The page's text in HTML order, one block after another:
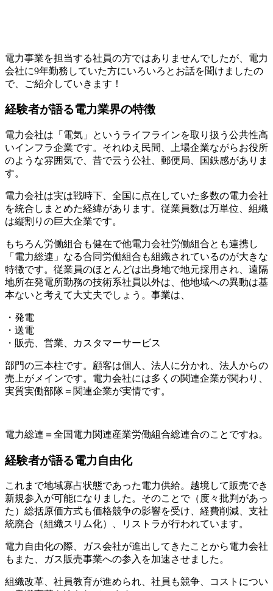
電力事業を担当する社員の方ではありませんでしたが、電力
会社に9年勤務していた方にいろいろとお話を聞けましたの
で、ご紹介していきます！
経験者が語る電力業界の特徴
電力会社は「電気」というライフラインを取り扱う公共性高
いインフラ企業です。それゆえ 民間、上場企業ながらお役所
のような雰囲気で、昔で云う公社、郵便局、国鉄感がありま
す。
電力会社は実は戦時下、全国に点在していた多数の電力会社
を統合しまとめた経緯があります。従業員数は万単位、組織
は縦割りの巨大企業です。
もちろん労働組合も健在で他電力会社労働組合とも連携し
「電力総連」 なる合同労働組合も組織されているのが大きな
特徴です。従業員のほとんどは出身地で地元採用され、遠隔
地所在発電所勤務の技術系社員以外は、他地域への異動は基
本ないと考えて大丈夫でしょう。事業は、
・発電
・送電
・販売、営業、カスタマーサービス
部門の三本柱です。顧客は個人、法人に分かれ、法人からの
売上がメインです。電力会社には多くの関連企業が関わり、
実質実働部隊＝関連企業が実情です。
電力総連＝ 全国電力関連産業労働組合総連合のことですね。
経験者が語る電力自由化
これまで地域寡占状態であった電力供給。越境して販売でき
新規参入が可能になりました。そのことで（度々批判があっ
た）総括原価方式も価格競争の影響を受け、 経費削減、支社
統廃合（組織スリム化）、リストラが行われています。
電力自由化の際、ガス会社が進出してきたことから電力会社
もまた、ガス販売事業への参入を加速させました。
組織改革、社員教育が進められ、社員も競争、コストについ